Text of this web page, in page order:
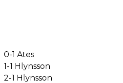
0-1 Ates
1-1 Hlynsson
2-1 Hlynsson